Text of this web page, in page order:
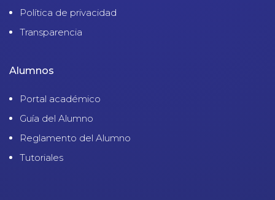
Política de privacidad
Transparencia
Alumnos
Portal académico
Guía del Alumno
Reglamento del Alumno
Tutoriales